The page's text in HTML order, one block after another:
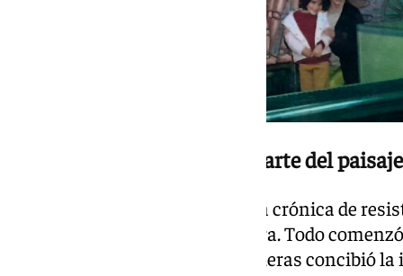
Más de tres décadas como parte del
La historia de este mural es una crónica de
la propia evolución de la frontera. Todo
ochenta, cuando un joven Falgueras concibió